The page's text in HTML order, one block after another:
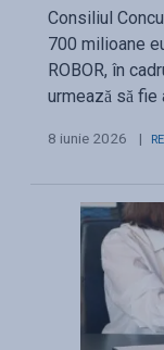
Consiliul
700 milioane
ROBOR, în
urmează să fie
8 iunie 2026 |